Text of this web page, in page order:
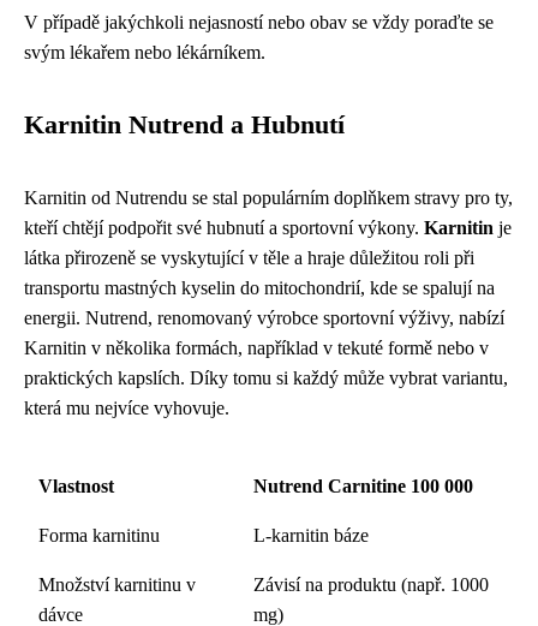
V případě jakýchkoli nejasností nebo obav se vždy poraďte se
svým lékařem nebo lékárníkem.
Karnitin Nutrend a Hubnutí
Karnitin od Nutrendu se stal populárním doplňkem stravy pro ty,
kteří chtějí podpořit své hubnutí a sportovní výkony. Karnitin je
látka přirozeně se vyskytující v těle a hraje důležitou roli při
transportu mastných kyselin do mitochondrií, kde se spalují na
energii. Nutrend, renomovaný výrobce sportovní výživy, nabízí
Karnitin v několika formách, například v tekuté formě nebo v
praktických kapslích. Díky tomu si každý může vybrat variantu,
která mu nejvíce vyhovuje.
Vlastnost Nutrend Carnitine 100 000
Forma karnitinu L-karnitin báze
Množství karnitinu v
dávce
Závisí na produktu (např. 1000
mg)